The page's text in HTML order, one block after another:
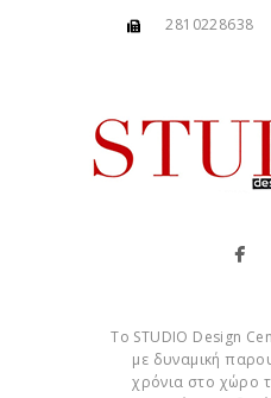
2810228638
Το STUDIO Design
με δυναμική
χρόνια στο χώρο